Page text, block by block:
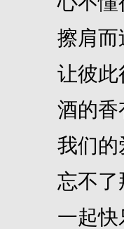
擦肩而
让彼此
酒的香
我们的
忘不了
一起快